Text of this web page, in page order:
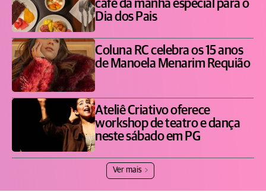
café da manhã especial para o
Dia dos Pais
Coluna RC celebra os 15 anos
de Manoela Menarim Requião
Ateliê Criativo oferece
workshop de teatro e dança
neste sábado em PG
Ver mais